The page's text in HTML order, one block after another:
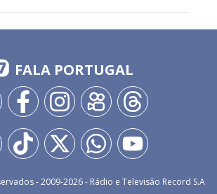
FALA PORTUGAL
- 2009-2026- Rádio e Televisão Record S.A